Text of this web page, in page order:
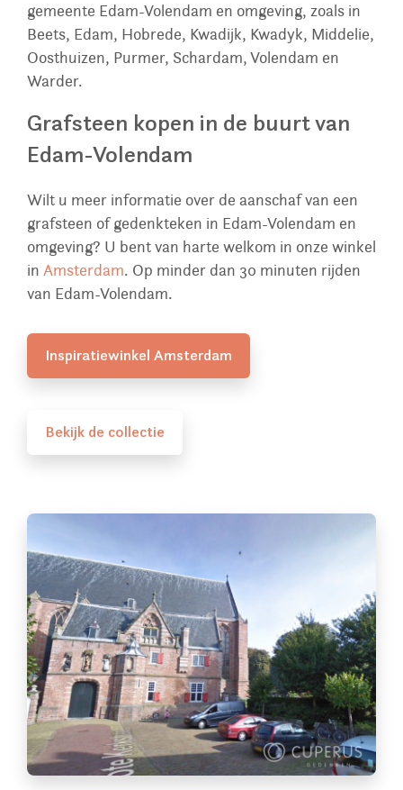
gemeente Edam-Volendam en omgeving, zoals in
Beets, Edam, Hobrede, Kwadijk, Kwadyk, Middelie,
Oosthuizen, Purmer, Schardam, Volendam en
Warder.
Grafsteen kopen in de buurt van
Edam-Volendam
Wilt u meer informatie over de aanschaf van een
grafsteen of gedenkteken in Edam-Volendam en
omgeving? U bent van harte welkom in onze winkel
in Amsterdam. Op minder dan 30 minuten rijden
van Edam-Volendam.
Inspiratiewinkel Amsterdam
Bekijk de collectie